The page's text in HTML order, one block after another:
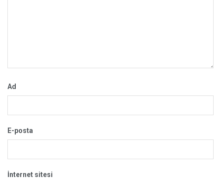
Ad
E-posta
İnternet sitesi